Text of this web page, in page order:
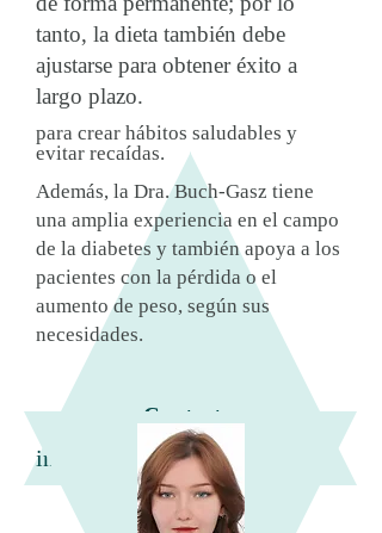
tanto, la dieta también debe
ajustarse para obtener éxito a
largo plazo.
para crear hábitos saludables y
evitar recaídas.
Además, la Dra. Buch-Gasz tiene
una amplia experiencia en el campo
de la diabetes y también apoya a los
pacientes con la pérdida o el
aumento de peso, según sus
necesidades.
Contacto:
interchirurgieedu@gmail.com